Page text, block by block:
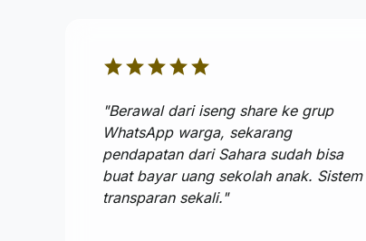
starstarstarstarstar
"Berawal dari iseng share ke grup
WhatsApp warga, sekarang
pendapatan dari Sahara sudah bisa
buat bayar uang sekolah anak. Sistem
transparan sekali."